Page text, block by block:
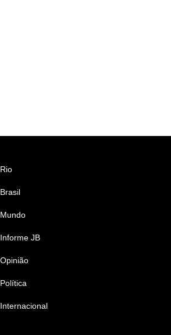
Rio
Brasil
Mundo
Informe JB
Opinião
Política
Internacional